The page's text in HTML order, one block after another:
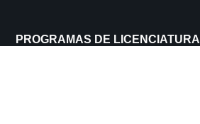
PROGRAMAS DE LICENCIATURA